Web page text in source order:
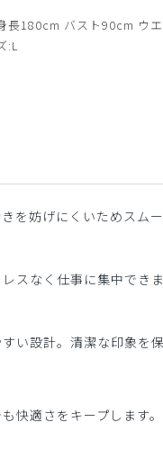
長180cm バスト90cm ウ
:L
を妨げにくいためスム
スなく仕事に集中でき
い設計。清潔な印象を
快適さをキープします。